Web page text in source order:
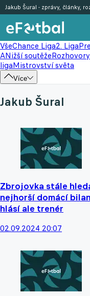
VšeChance Liga2. Liga
ANižší soutěžeRozhovory
ligaMistrovství světa
Více
Jakub Šural - zprávy, články,
Jakub Šural
Zbrojovka stále
nejhorší domácí
hlásí ale trenér
02.09.2024 20:07